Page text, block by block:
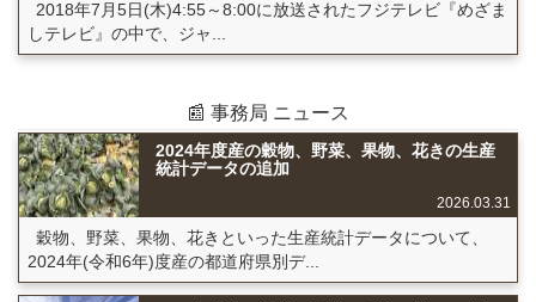
2018年7月5日(木)4:55～8:00に放送されたフジテレビ『めざま
しテレビ』の中で、ジャ...
📰 事務局 ニュース
2024年度産の穀物、野菜、果物、花きの生産
統計データの追加
2026.03.31
穀物、野菜、果物、花きといった生産統計データについて、
2024年(令和6年)度産の都道府県別デ...